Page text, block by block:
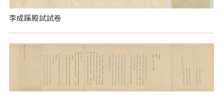
李成蹊殿試試卷